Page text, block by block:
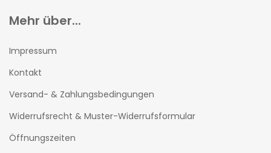
Mehr über...
Impressum
Kontakt
Versand- & Zahlungsbedingungen
Widerrufsrecht & Muster-Widerrufsformular
Öffnungszeiten